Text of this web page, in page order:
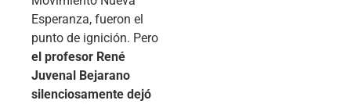
Esperanza, fueron el
punto de ignición. Pero
el profesor René
Juvenal Bejarano
silenciosamente dejó